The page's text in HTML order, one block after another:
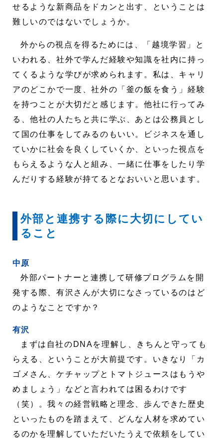
せるような新商品をドカンと出す、ということは
難しいのではないでしょうか。
外からの視点を得るためには、「越境学習」と
いわれる、社外で学んだ経験や知識を社内に持っ
てくるような学びが求められます。私は、キャリ
アのどこかで一度、社外の「釜の飯を食う」経験
を持つことが大切だと感じます。他社に行ってみ
る、他社の人たちと共に学ぶ、あとは公務員とし
て国の仕事をしてみるのもいい。ビジネスを通し
ていかに社会を良くしていくか、といった視点を
もらえるような人と組み、一緒に仕事をしたり学
んだりする経験が持てるとなおいいと思います。
外部と連携する際に大切にしてい
ること
中原
外部パートナーと連携して研修プログラムを開
発する際、有沢さんが大切になさっているのはど
のようなことですか？
有沢
まずは自社のDNAを理解し、きちんと守っても
らえる、ということが大前提です。いきなり「カ
ゴメさん、ケチャップとトマトジュースはもうや
めましょう」などと言われては困るわけです
（笑）。我々の経営戦略と理念、歩んできた歴史
といったものを踏まえて、どんな人材を求めてい
るのかを理解していただいたうえで依頼をしてい